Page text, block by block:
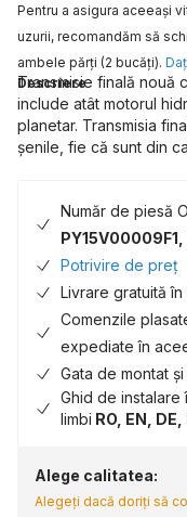
Pentru a asigura aceeaşi
uzurii, recomandăm să
ambele părţi (2 bucăţi).
Descriere
Transmisie finală nouă
include atât motorul
planetar. Transmisia
șenile, fie că sunt din
Număr de piesă
PY15V00009F1,
Potrivire de preț
Livrare gratuită în
Comenzile
expediate în
Gata de montat
Ghid de instalare
limbi RO, EN,
Alege calitatea:
Alegeți dacă doriți să